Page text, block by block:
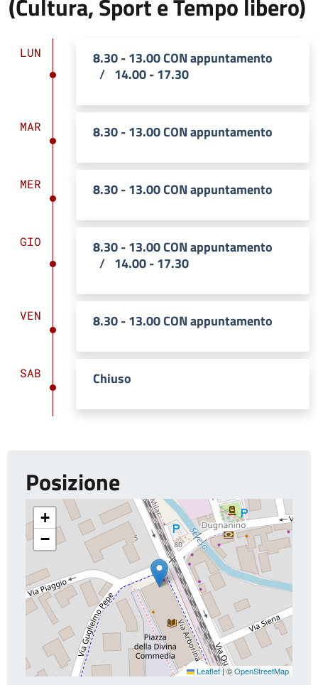
(Cultura, Sport e Tempo libero)
LUN
8.30 - 13.00 CON appuntamento
/ 14.00 - 17.30
MAR 8.30 - 13.00 CON appuntamento
MER 8.30 - 13.00 CON appuntamento
GIO
8.30 - 13.00 CON appuntamento
/ 14.00 - 17.30
VEN 8.30 - 13.00 CON appuntamento
SAB Chiuso
Posizione
+
−
Leaflet|©OpenStreetMap